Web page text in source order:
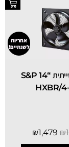
ונטה תעשייתית “14 S&P
HXBR/
₪
₪1,479
אחריות
לשנתיים!